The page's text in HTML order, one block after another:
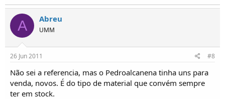
A Abreu
UMM
26 Jun 2011 #8
Não sei a referencia, mas o Pedroalcanena tinha uns para
venda, novos. É do tipo de material que convém sempre
ter em stock.